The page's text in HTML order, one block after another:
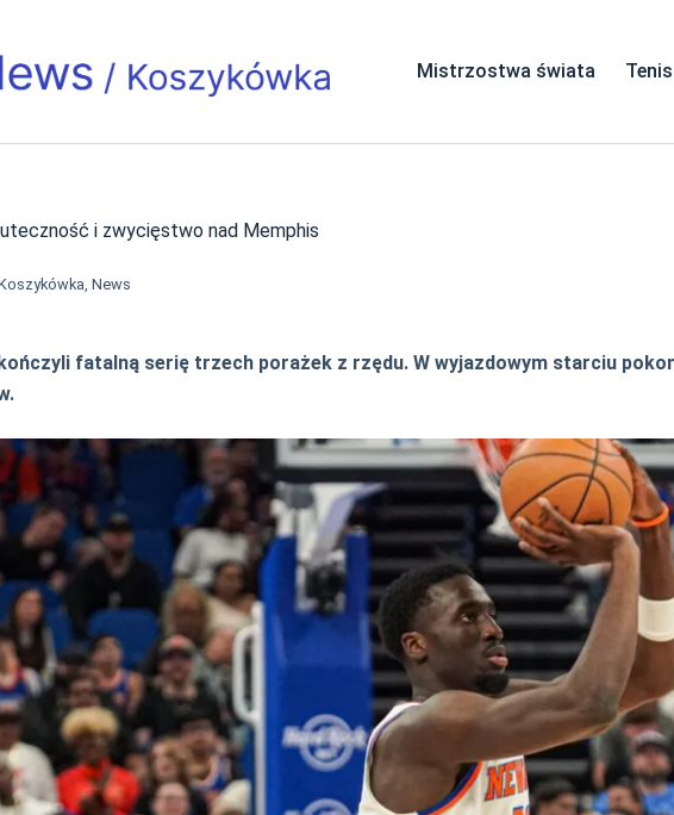
Mistrzostwa świata Tenis
i zwycięstwo nad Memphis
,News
fatalną serię trzech porażek z rzędu. W wyjazdowym starciu